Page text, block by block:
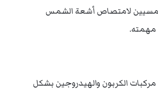
شمسيين لامتصاص أشعة الشمس
مهمته.
الكربون والهيدروجين بشكل